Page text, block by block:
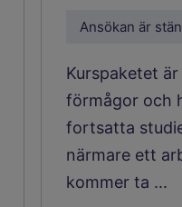
Ansökan är
Kurspaketet
förmågor och
fortsatta
närmare ett
kommer ta ...